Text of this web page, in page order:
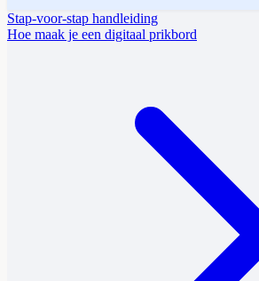
Stap-voor-stap handleiding
Hoe maak je een digitaal prikbord